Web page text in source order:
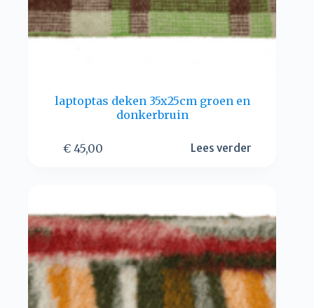
laptoptas deken 35x25cm groen en
donkerbruin
€ 45,00 Lees verder